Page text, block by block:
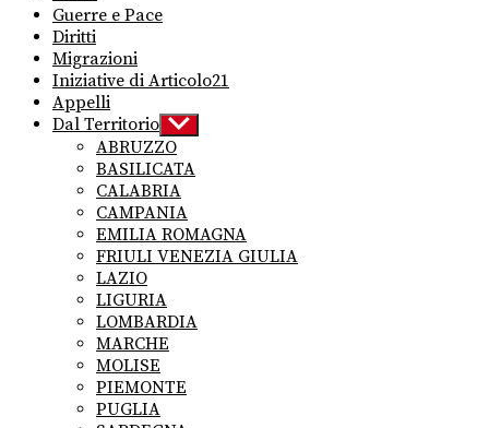
Guerre e Pace
Diritti
Migrazioni
Iniziative di Articolo21
Appelli
Dal Territorio Show
sub
menu
ABRUZZO
BASILICATA
CALABRIA
CAMPANIA
EMILIA ROMAGNA
FRIULI VENEZIA GIULIA
LAZIO
LIGURIA
LOMBARDIA
MARCHE
MOLISE
PIEMONTE
PUGLIA